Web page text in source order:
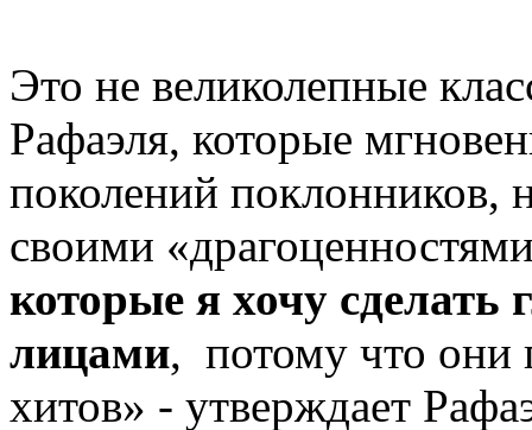
Это не великолепные
Рафаэля, которые
поколений поклонников,
своими
которые я хочу
лицами, потому что они
хитов» - утверждает